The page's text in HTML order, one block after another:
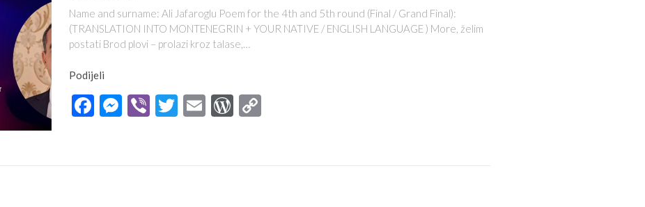
Name and surname: Ali Jafaroglu Poem for the 4th and 5th round (Final / Grand Final):
(TRANSLATION INTO MONTENEGRIN + YOUR NATIVE / ENGLISH LANGUAGE ) More, želim
postati Brod plovi – prolazi kroz talase,…
Podijeli
Facebook
Messenger
ViberTwitter
EmailWordPress